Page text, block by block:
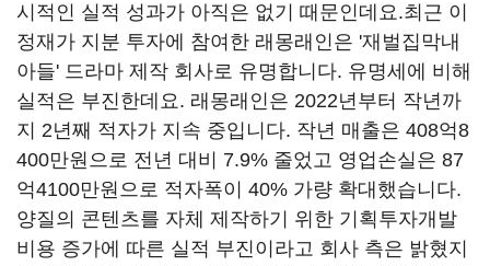
시적인 실적 성과가 아직은 없기 때문인데요.최근 이
정재가 지분 투자에 참여한 래몽래인은 '재벌집막내
아들' 드라마 제작 회사로 유명합니다. 유명세에 비해
실적은 부진한데요. 래몽래인은 2022년부터 작년까
지 2년째 적자가 지속 중입니다. 작년 매출은 408억8
400만원으로 전년 대비 7.9% 줄었고 영업손실은 87
억4100만원으로 적자폭이 40% 가량 확대했습니다.
양질의 콘텐츠를 자체 제작하기 위한 기획투자개발
비용 증가에 따른 실적 부진이라고 회사 측은 밝혔지